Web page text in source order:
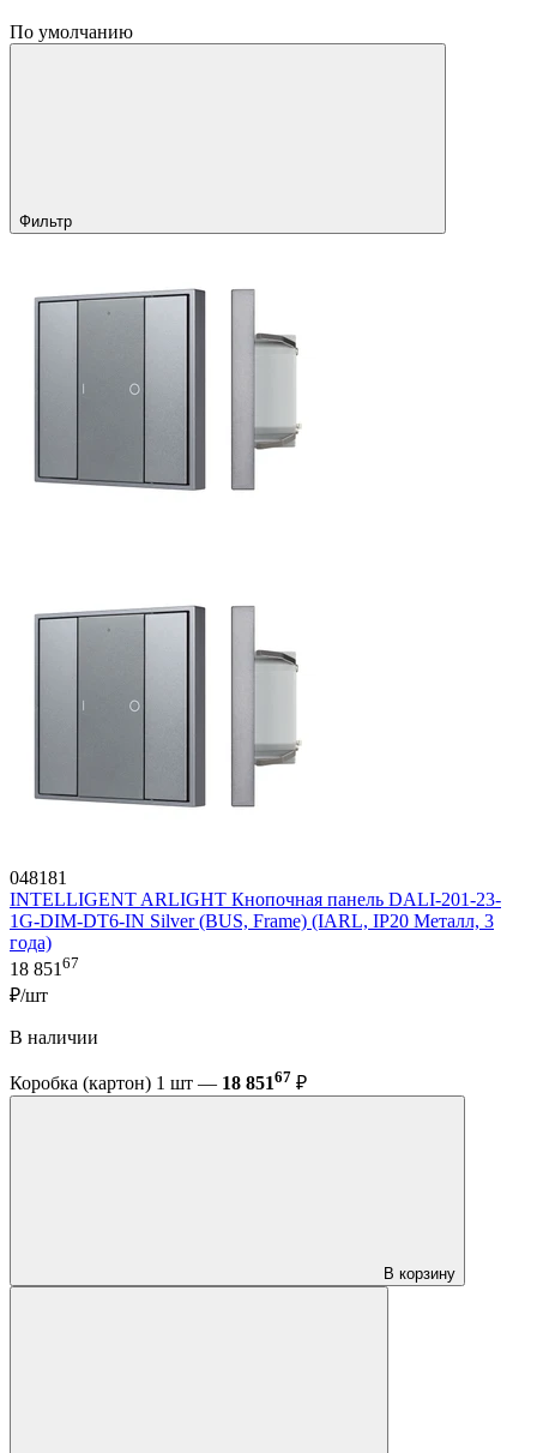
По умолчанию
Фильтр
048181
INTELLIGENT ARLIGHT Кнопочная панель DALI-201-23-
1G-DIM-DT6-IN Silver (BUS, Frame) (IARL, IP20 Металл, 3
года)
18 85167
₽/шт
В наличии
Коробка (картон) 1 шт — 18 85167 ₽
В корзину